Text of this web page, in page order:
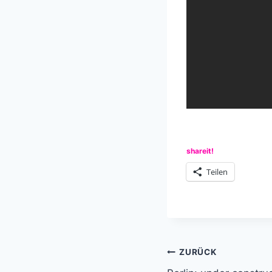
shareit!
Teilen
ZURÜCK